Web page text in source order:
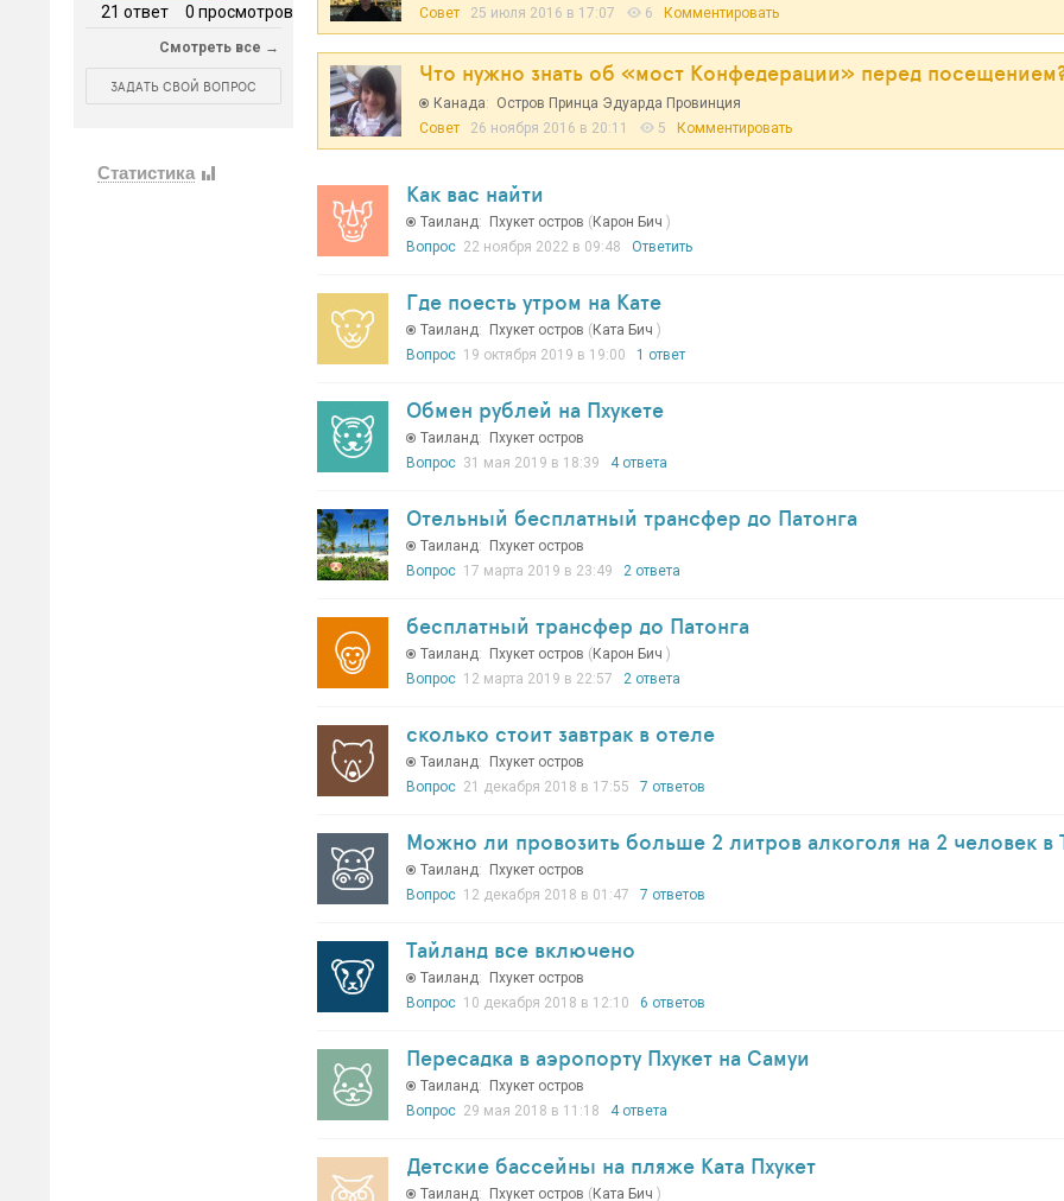
21 ответ 0 просмотров
Смотреть все
ЗАДАТЬ СВОЙ ВОПРОС
Статистика
Совет 25 июля 2016 в 17:07 6 Комментировать
Что нужно знать об «мост Конфедерации» перед
Канада: Остров Принца Эдуарда Провинция
Совет 26 ноября 2016 в 20:11 5 Комментировать
Как вас найти
Таиланд: Пхукет остров (Карон Бич )
Вопрос 22 ноября 2022 в 09:48 Ответить
Где поесть утром на Кате
Таиланд: Пхукет остров (Ката Бич )
Вопрос 19 октября 2019 в 19:00 1 ответ
Обмен рублей на Пхукете
Таиланд: Пхукет остров
Вопрос 31 мая 2019 в 18:39 4 ответа
Отельный бесплатный трансфер до Патонга
Таиланд: Пхукет остров
Вопрос 17 марта 2019 в 23:49 2 ответа
бесплатный трансфер до Патонга
Таиланд: Пхукет остров (Карон Бич )
Вопрос 12 марта 2019 в 22:57 2 ответа
сколько стоит завтрак в отеле
Таиланд: Пхукет остров
Вопрос 21 декабря 2018 в 17:55 7 ответов
Можно ли провозить больше 2 литров алкоголя на 2 человек в
Таиланд: Пхукет остров
Вопрос 12 декабря 2018 в 01:47 7 ответов
Тайланд все включено
Таиланд: Пхукет остров
Вопрос 10 декабря 2018 в 12:10 6 ответов
Пересадка в аэропорту Пхукет на Самуи
Таиланд: Пхукет остров
Вопрос 29 мая 2018 в 11:18 4 ответа
Детские бассейны на пляже Ката Пхукет
Таиланд: Пхукет остров (Ката Бич )